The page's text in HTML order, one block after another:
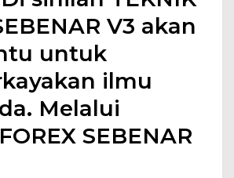
V3 akan
untuk
ilmu
Melalui
SEBENAR